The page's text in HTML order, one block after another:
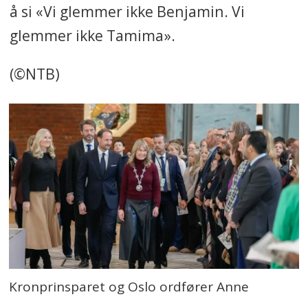
å si «Vi glemmer ikke Benjamin. Vi
glemmer ikke Tamima».
(©NTB)
Kronprinsparet og Oslo ordfører Anne